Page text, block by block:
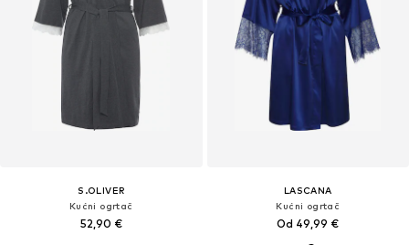
S.OLIVER
Kućni ogrtač
52,90 €
LASCANA
Kućni ogrtač
Od 49,99 €